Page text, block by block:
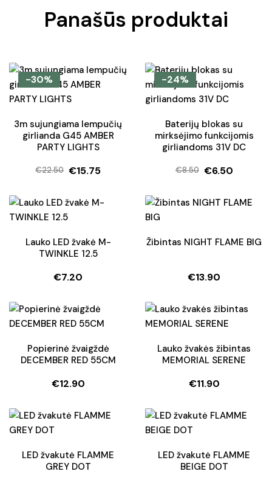
Panašūs produktai
-30%
3m sujungiama lempučių
girlianda G45 AMBER
PARTY LIGHTS
€22.50
Original
was:
€15.75
Current
is:
-24%
Baterijų blokas su
mirksėjimo funkcijomis
girliandoms 31V DC
€8.50
Original
was:
€6.50
Current
is:
Lauko LED žvakė M-
TWINKLE 12.5
€7.20
Žibintas NIGHT FLAME BIG
€13.90
Popierinė žvaigždė
DECEMBER RED 55CM
€12.90
Lauko žvakės žibintas
MEMORIAL SERENE
€11.90
LED žvakutė FLAMME
GREY DOT
LED žvakutė FLAMME
BEIGE DOT